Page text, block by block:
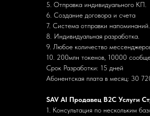
5. Отправка индивидуального КП.
6. Создание договора и счета
7. Система отправки напоминаний.
8. Индивидуальная разработка.
9. Любое количество
10. 200млн токенов, 10000
Срок Разработки: 15 дней
Абонентская плата в месяц: 30
SAV AI Продавец B2C Услуги
1. Консультация по нескольким